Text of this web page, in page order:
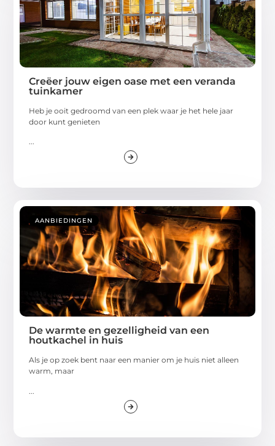
Creëer jouw eigen oase met een veranda
tuinkamer
Heb je ooit gedroomd van een plek waar je het hele jaar
door kunt genieten
...
AANBIEDINGEN
De warmte en gezelligheid van een
houtkachel in huis
Als je op zoek bent naar een manier om je huis niet alleen
warm, maar